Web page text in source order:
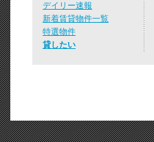
デイリー速報
新着賃貸物件一覧
特選物件
貸したい